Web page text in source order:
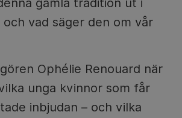
vad säger den om vår
Ophélie Renouard när
unga kvinnor som får
inbjudan – och vilka